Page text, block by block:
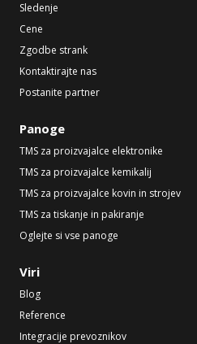
Sledenje
Cene
Zgodbe strank
Kontaktirajte nas
Postanite partner
Panoge
TMS za proizvajalce elektronike
TMS za proizvajalce kemikalij
TMS za proizvajalce kovin in strojev
TMS za tiskanje in pakiranje
Oglejte si vse panoge
Viri
Blog
Reference
Integracije prevoznikov